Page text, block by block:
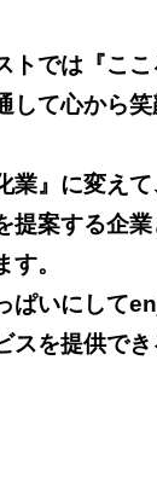
トでは『こ
して心から
業』に変え
提案する企
。
ぱいにして
を提供でき